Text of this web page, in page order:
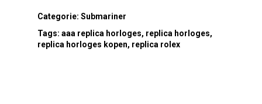
Categorie: Submariner
Tags: aaa replica horloges, replica horloges,
replica horloges kopen, replica rolex